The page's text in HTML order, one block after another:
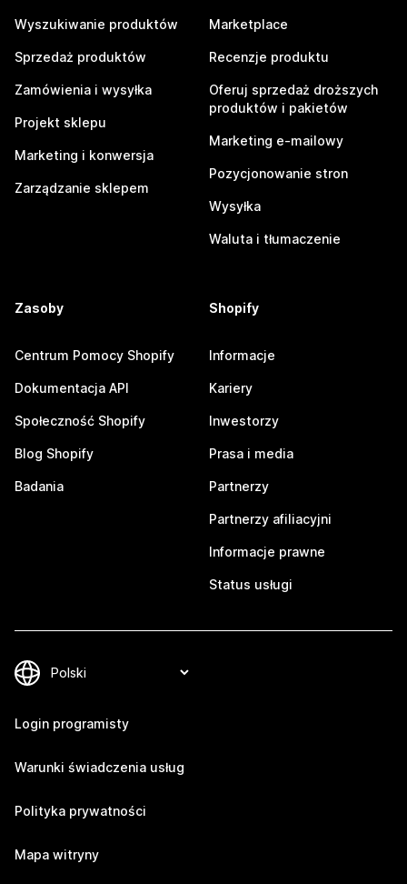
Wyszukiwanie produktów
Sprzedaż produktów
Zamówienia i wysyłka
Projekt sklepu
Marketing i konwersja
Zarządzanie sklepem
Marketplace
Recenzje produktu
Oferuj sprzedaż droższych
produktów i pakietów
Marketing e-mailowy
Pozycjonowanie stron
Wysyłka
Waluta i tłumaczenie
Zasoby
Centrum Pomocy Shopify
Dokumentacja API
Społeczność Shopify
Blog Shopify
Badania
Shopify
Informacje
Kariery
Inwestorzy
Prasa i media
Partnerzy
Partnerzy afiliacyjni
Informacje prawne
Status usługi
Login programisty
Warunki świadczenia usług
Polityka prywatności
Mapa witryny